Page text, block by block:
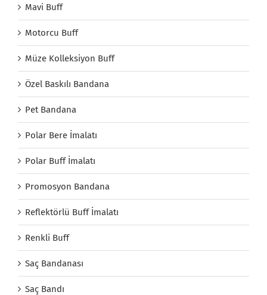
Mavi Buff
Motorcu Buff
Müze Kolleksiyon Buff
Özel Baskılı Bandana
Pet Bandana
Polar Bere İmalatı
Polar Buff İmalatı
Promosyon Bandana
Reflektörlü Buff İmalatı
Renkli Buff
Saç Bandanası
Saç Bandı